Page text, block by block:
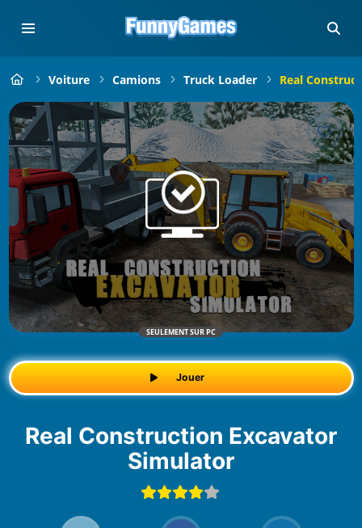
Voiture Camions Truck Loader Real
SEULEMENT SUR PC
Jouer
Real Construction Excavator
Simulator